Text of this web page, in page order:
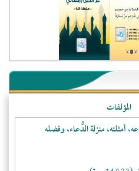
المؤلفات
أمثلته، منزلة الدُّعاء، وفضله